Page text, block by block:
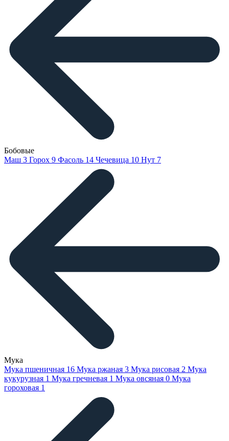
Бобовые
Маш 3 Горох 9 Фасоль 14 Чечевица 10 Нут 7
Мука
Мука пшеничная 16 Мука ржаная 3 Мука рисовая 2 Мука
кукурузная 1 Мука гречневая 1 Мука овсяная 0 Мука
гороховая 1